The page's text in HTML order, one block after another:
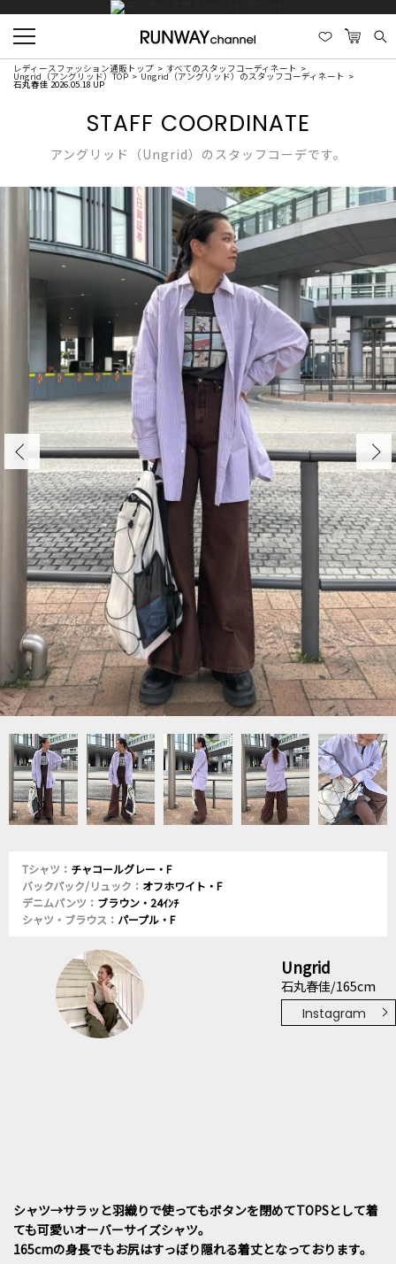
レディースファッション通販トップ すべてのスタッフコーディネート
Ungrid（アングリッド）TOP Ungrid（アングリッド）のスタッフコーディネート
石丸春佳 2026.05.18 UP
STAFF COORDINATE
アングリッド（Ungrid）のスタッフコーデです。
Tシャツ： チャコールグレー・F
バックパック/リュック： オフホワイト・F
デニムパンツ： ブラウン・24ｲﾝﾁ
シャツ・ブラウス： パープル・F
Ungrid
石丸春佳/165cm
Instagram
シャツ→サラッと羽織りで使ってもボタンを閉めてTOPSとして着
ても可愛いオーバーサイズシャツ。
165cmの身長でもお尻はすっぽり隠れる着丈となっております。